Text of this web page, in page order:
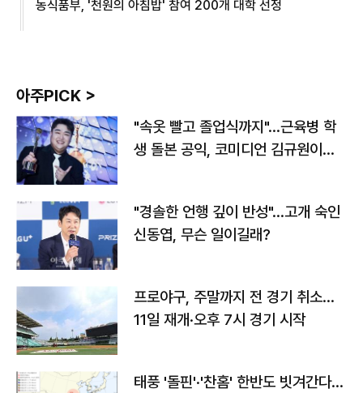
농식품부, '천원의 아침밥' 참여 200개 대학 선정
아주PICK >
"속옷 빨고 졸업식까지"…근육병 학
생 돌본 공익, 코미디언 김규원이었
"경솔한 언행 깊이 반성"…고개 숙인
신동엽, 무슨 일이길래?
프로야구, 주말까지 전 경기 취소…
11일 재개·오후 7시 경기 시작
태풍 '돌핀'·'찬홈' 한반도 빗겨간다…